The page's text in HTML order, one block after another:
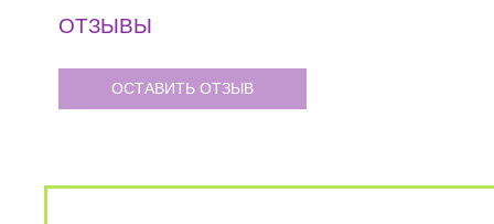
ОТЗЫВЫ
ОСТАВИТЬ ОТЗЫВ